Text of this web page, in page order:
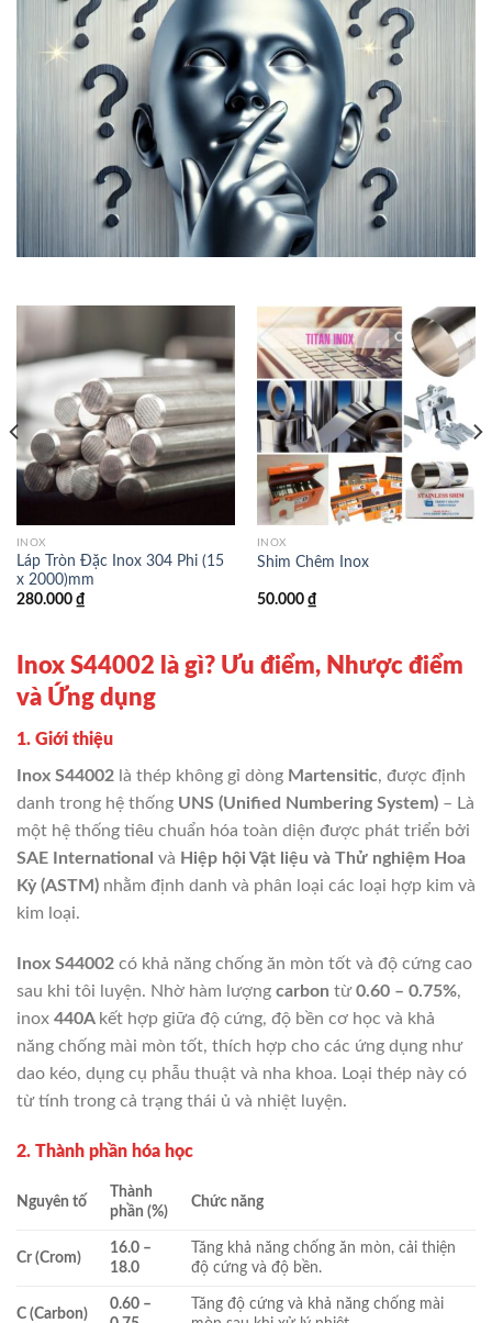
INOX
Láp Tròn Đặc Inox 304 Phi (15
x 2000)mm
280.000 ₫
INOX
Shim Chêm Inox
50.000 ₫
Inox S44002 là gì? Ưu điểm, Nhược điểm
và Ứng dụng
1. Giới thiệu
Inox S44002 là thép không gỉ dòng Martensitic, được định
danh trong hệ thống UNS (Unified Numbering System) – Là
một hệ thống tiêu chuẩn hóa toàn diện được phát triển bởi
SAE International và Hiệp hội Vật liệu và Thử nghiệm Hoa
Kỳ (ASTM) nhằm định danh và phân loại các loại hợp kim và
kim loại.
Inox S44002 có khả năng chống ăn mòn tốt và độ cứng cao
sau khi tôi luyện. Nhờ hàm lượng carbon từ0.60 – 0.75%,
inox 440A kết hợp giữa độ cứng, độ bền cơ học và khả
năng chống mài mòn tốt, thích hợp cho các ứng dụng như
dao kéo, dụng cụ phẫu thuật và nha khoa. Loại thép này có
từ tính trong cả trạng thái ủ và nhiệt luyện.
2. Thành phần hóa học
Nguyên tố
Thành
phần (%)
Chức năng
Cr (Crom)
16.0 –
18.0
Tăng khả năng chống ăn mòn, cải thiện
độ cứng và độ bền.
C (Carbon)
0.60 –
Tăng độ cứng và khả năng chống mài